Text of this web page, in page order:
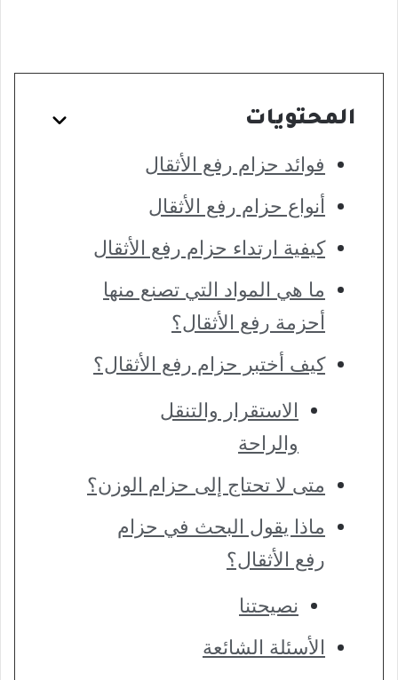
المحتويات
فوائد حزام رفع الأثقال
أنواع حزام رفع الأثقال
كيفية ارتداء حزام رفع الأثقال
ما هي المواد التي تصنع منها
أحزمة رفع الأثقال؟
كيف أختبر حزام رفع الأثقال؟
الاستقرار والتنقل
والراحة
متى لا تحتاج إلى حزام الوزن؟
ماذا يقول البحث في حزام
رفع الأثقال؟
نصيحتنا
الأسئلة الشائعة